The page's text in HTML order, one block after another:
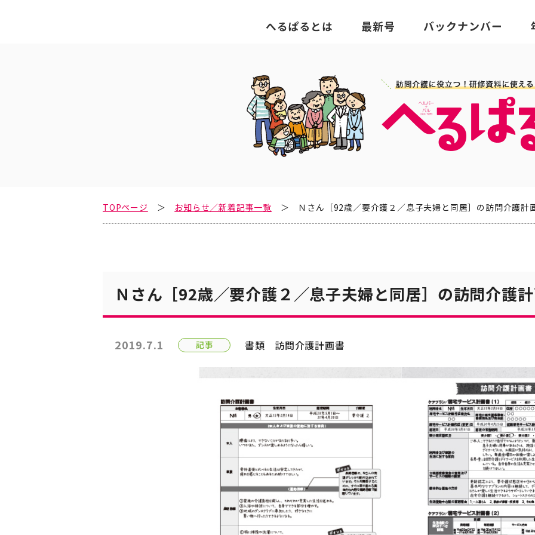
TOPページ お知らせ／新着記事一覧 Ｎさん［92歳／要介護２／息子夫婦と同居］の訪問介護計
Ｎさん［92歳／要介護２／息子夫婦と同居］の訪問介護
2019.7.1 記事 書類 訪問介護計画書